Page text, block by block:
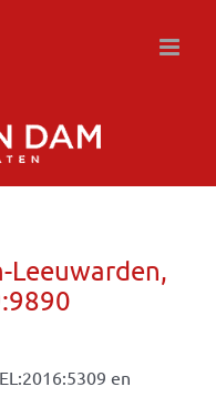
Leeuwarden,
en